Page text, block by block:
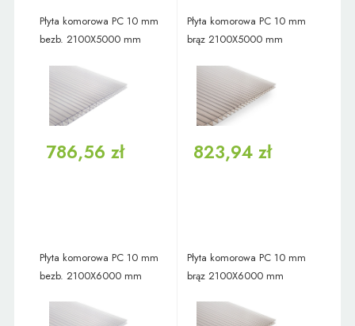
Płyta komorowa PC 10 mm
bezb. 2100X5000 mm
786,56 zł
Płyta komorowa PC 10 mm
brąz 2100X5000 mm
823,94 zł
Płyta komorowa PC 10 mm
bezb. 2100X6000 mm
Płyta komorowa PC 10 mm
brąz 2100X6000 mm